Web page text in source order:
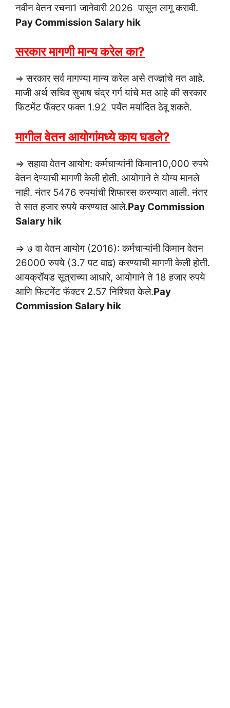
नवीन वेतन रचना1 जानेवारी 2026 पासून लागू करावी.
Pay Commission Salary hik
सरकार मागणी मान्य करेल का?
⇒सरकार सर्व मागण्या मान्य करेल असे तज्ज्ञांचे मत आहे.
माजी अर्थ सचिव सुभाष चंद्र गर्ग यांचे मत आहे की सरकार
फिटमेंट फॅक्टर फक्त 1.92 पर्यंत मर्यादित ठेवू शकते.
मागील वेतन आयोगांमध्ये काय घडले?
⇒ सहावा वेतन आयोग: कर्मचाऱ्यांनी किमान10,000 रुपये
वेतन देण्याची मागणी केली होती. आयोगाने ते योग्य मानले
नाही. नंतर 5476 रुपयांची शिफारस करण्यात आली. नंतर
ते सात हजार रुपये करण्यात आले.Pay Commission
Salary hik
⇒ ७ वा वेतन आयोग (2016): कर्मचाऱ्यांनी किमान वेतन
26000 रुपये (3.7 पट वाढ) करण्याची मागणी केली होती.
आयक्रॉयड सूत्राच्या आधारे, आयोगाने ते 18 हजार रुपये
आणि फिटमेंट फॅक्टर 2.57 निश्चित केले.Pay
Commission Salary hik